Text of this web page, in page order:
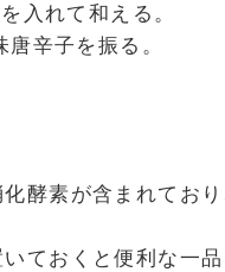
入れて和える。
辛子を振る。
酵素が含まれてお
ておくと便利な一品